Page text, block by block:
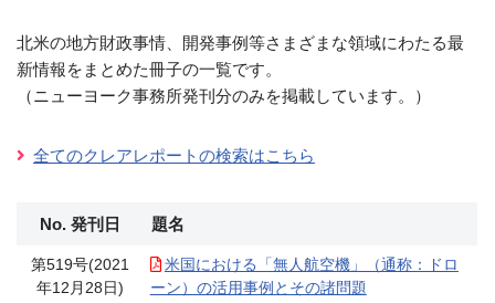
キ
ッ
プ
北米の地方財政事情、開発事例等さまざまな領域にわたる最
新情報をまとめた冊子の一覧です。
（ニューヨーク事務所発刊分のみを掲載しています。）
全てのクレアレポートの検索はこちら
No. 発刊日 題名
第519号(2021
年12月28日)
米国における「無人航空機」（通称：ドロ
ーン）の活用事例とその諸問題